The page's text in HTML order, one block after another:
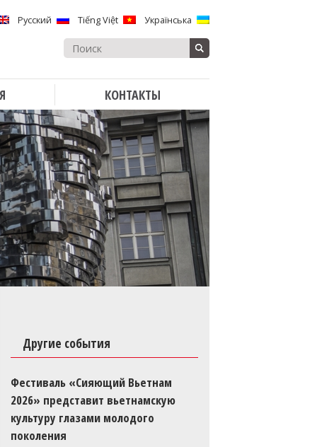
Русский Tiếng Việt Українська
КОНТАКТЫ
Другие события
Фестиваль «Сияющий Вьетнам
2026» представит вьетнамскую
культуру глазами молодого
поколения